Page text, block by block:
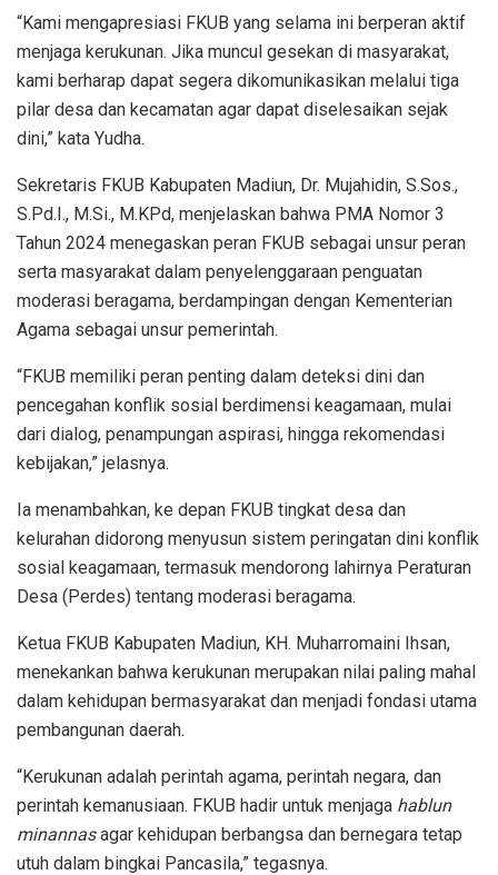
“Kami mengapresiasi FKUB yang selama ini berperan aktif
menjaga kerukunan. Jika muncul gesekan di masyarakat,
kami berharap dapat segera dikomunikasikan melalui tiga
pilar desa dan kecamatan agar dapat diselesaikan sejak
dini,” kata Yudha.
Sekretaris FKUB Kabupaten Madiun, Dr. Mujahidin, S.Sos.,
S.Pd.I., M.Si., M.KPd, menjelaskan bahwa PMA Nomor 3
Tahun 2024 menegaskan peran FKUB sebagai unsur peran
serta masyarakat dalam penyelenggaraan penguatan
moderasi beragama, berdampingan dengan Kementerian
Agama sebagai unsur pemerintah.
“FKUB memiliki peran penting dalam deteksi dini dan
pencegahan konflik sosial berdimensi keagamaan, mulai
dari dialog, penampungan aspirasi, hingga rekomendasi
kebijakan,” jelasnya.
Ia menambahkan, ke depan FKUB tingkat desa dan
kelurahan didorong menyusun sistem peringatan dini konflik
sosial keagamaan, termasuk mendorong lahirnya Peraturan
Desa (Perdes) tentang moderasi beragama.
Ketua FKUB Kabupaten Madiun, KH. Muharromaini Ihsan,
menekankan bahwa kerukunan merupakan nilai paling mahal
dalam kehidupan bermasyarakat dan menjadi fondasi utama
pembangunan daerah.
“Kerukunan adalah perintah agama, perintah negara, dan
perintah kemanusiaan. FKUB hadir untuk menjaga hablun
minannasagar kehidupan berbangsa dan bernegara tetap
utuh dalam bingkai Pancasila,” tegasnya.